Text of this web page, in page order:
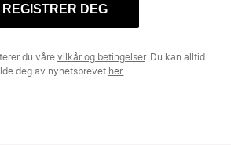
REGISTRER DEG
du våre vilkår og betingelser. Du kan alltid
deg av nyhetsbrevet her.